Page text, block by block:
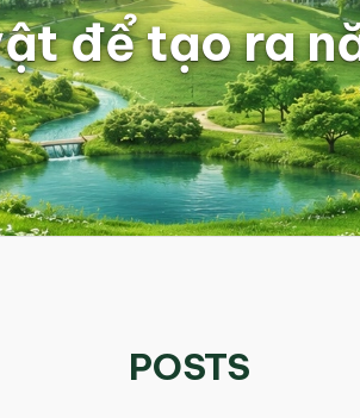
để tạo ra
POSTS